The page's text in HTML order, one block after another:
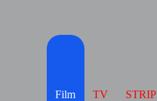
Film TV STRIP